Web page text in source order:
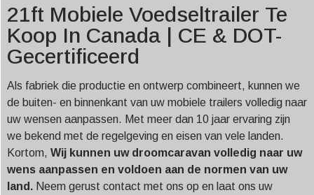
21ft Mobiele Voedseltrailer Te
Koop In Canada | CE & DOT-
Gecertificeerd
Als fabriek die productie en ontwerp combineert, kunnen we
de buiten- en binnenkant van uw mobiele trailers volledig naar
uw wensen aanpassen. Met meer dan 10 jaar ervaring zijn
we bekend met de regelgeving en eisen van vele landen.
Kortom, Wij kunnen uw droomcaravan volledig naar uw
wens aanpassen en voldoen aan de normen van uw
land. Neem gerust contact met ons op en laat ons uw